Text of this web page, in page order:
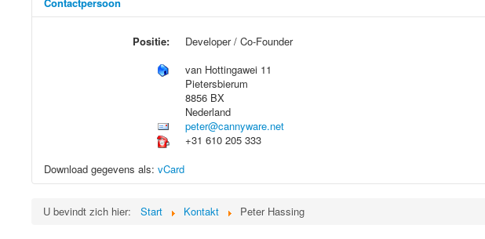
Positie:
Developer / Co-Founder
van Hottingawei 11
Pietersbierum
8856 BX
Nederland
peter@cannyware.net
+31 610 205 333
Download gegevens als: vCard
U bevindt zich hier: Start Kontakt Peter Hassing